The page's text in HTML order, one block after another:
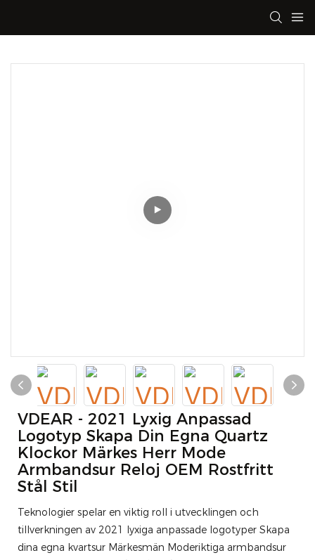
VDEAR - 2021 Lyxig Anpassad
Logotyp Skapa Din Egna Quartz
Klockor Märkes Herr Mode
Armbandsur Reloj OEM Rostfritt
Stål Stil
Teknologier spelar en viktig roll i utvecklingen och
tillverkningen av 2021 lyxiga anpassade logotyper Skapa
dina egna kvartsur Märkesmän Moderiktiga armbandsur